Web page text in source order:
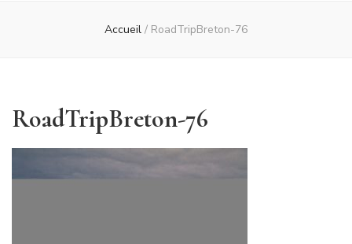
Accueil / RoadTripBreton-76
RoadTripBreton-76